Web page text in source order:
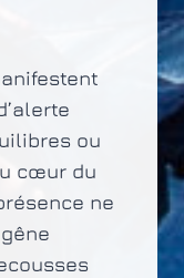
ou
cœur du
ne